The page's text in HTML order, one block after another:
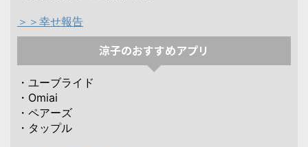
＞＞幸せ報告
涼子のおすすめアプリ
・ユーブライド
・Omiai
・ペアーズ
・タップル